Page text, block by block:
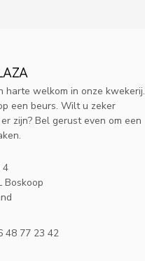
harte welkom in onze kwekerij.
een beurs. Wilt u zeker
zijn? Bel gerust even om een
4
Boskoop
48 77 23 42